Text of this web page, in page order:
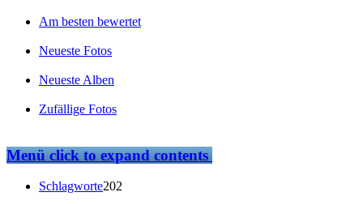
Am besten bewertet
Neueste Fotos
Neueste Alben
Zufällige Fotos
Menüclick to expand contents
Schlagworte202